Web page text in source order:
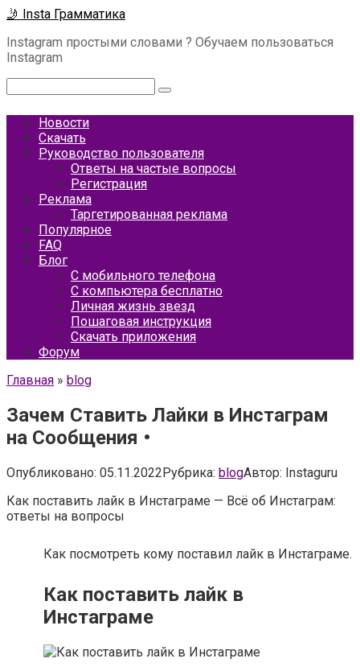
Перейти
контенту
🤳 Insta Грамматика
Instagram простыми словами ? Обучаем пользоваться
Instagram
Новости
Скачать
Руководство пользователя
Ответы на частые вопросы
Регистрация
Реклама
Таргетированная реклама
Популярное
FAQ
Блог
С мобильного телефона
С компьютера бесплатно
Личная жизнь звезд
Пошаговая инструкция
Скачать приложения
Форум
Главная » blog
Зачем Ставить Лайки в Инстаграм
на Сообщения •
Опубликовано: 05.11.2022Рубрика: blogАвтор: Instaguru
Как поставить лайк в Инстаграме — Всё об Инстаграм:
ответы на вопросы
Как посмотреть кому поставил лайк в Инстаграме.
Как поставить лайк в
Инстаграме